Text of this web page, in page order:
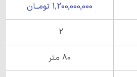
1,200,000,000 تومــان
2
80 متر